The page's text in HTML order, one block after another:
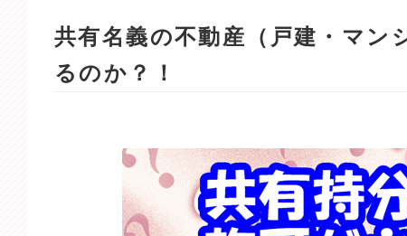
共有名義の不動産（戸建・マン
るのか？！